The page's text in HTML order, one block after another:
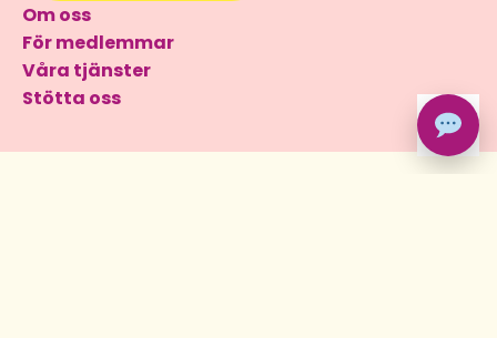
Om oss
För medlemmar
Våra tjänster
Stötta oss